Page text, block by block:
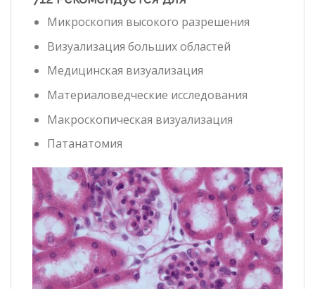
Микроскопия высокого разрешения
Визуализация больших областей
Медицинская визуализация
Материаловедческие исследования
Макроскопическая визуализация
Патанатомия